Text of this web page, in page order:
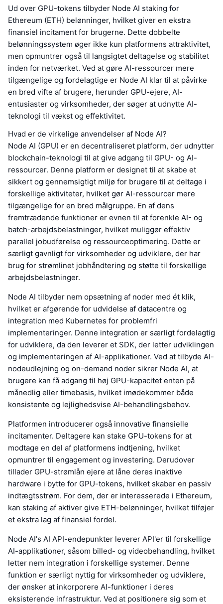
Ud over GPU-tokens tilbyder Node AI staking for
Ethereum (ETH) belønninger, hvilket giver en ekstra
finansiel incitament for brugerne. Dette dobbelte
belønningssystem øger ikke kun platformens attraktivitet,
men opmuntrer også til langsigtet deltagelse og stabilitet
inden for netværket. Ved at gøre AI-ressourcer mere
tilgængelige og fordelagtige er Node AI klar til at påvirke
en bred vifte af brugere, herunder GPU-ejere, AI-
entusiaster og virksomheder, der søger at udnytte AI-
teknologi til vækst og effektivitet.
Hvad er de virkelige anvendelser af Node AI?
Node AI (GPU) er en decentraliseret platform, der udnytter
blockchain-teknologi til at give adgang til GPU- og AI-
ressourcer. Denne platform er designet til at skabe et
sikkert og gennemsigtigt miljø for brugere til at deltage i
forskellige aktiviteter, hvilket gør AI-ressourcer mere
tilgængelige for en bred målgruppe. En af dens
fremtrædende funktioner er evnen til at forenkle AI- og
batch-arbejdsbelastninger, hvilket muliggør effektiv
parallel jobudførelse og ressourceoptimering. Dette er
særligt gavnligt for virksomheder og udviklere, der har
brug for strømlinet jobhåndtering og støtte til forskellige
arbejdsbelastninger.
Node AI tilbyder nem opsætning af noder med ét klik,
hvilket er afgørende for udvidelse af datacentre og
integration med Kubernetes for problemfri
implementeringer. Denne integration er særligt fordelagtig
for udviklere, da den leverer et SDK, der letter udviklingen
og implementeringen af AI-applikationer. Ved at tilbyde AI-
nodeudlejning og on-demand noder sikrer Node AI, at
brugere kan få adgang til høj GPU-kapacitet enten på
månedlig eller timebasis, hvilket imødekommer både
konsistente og lejlighedsvise AI-behandlingsbehov.
Platformen introducerer også innovative finansielle
incitamenter. Deltagere kan stake GPU-tokens for at
modtage en del af platformens indtjening, hvilket
opmuntrer til engagement og investering. Derudover
tillader GPU-strømlån ejere at låne deres inaktive
hardware i bytte for GPU-tokens, hvilket skaber en passiv
indtægtsstrøm. For dem, der er interesserede i Ethereum,
kan staking af aktiver give ETH-belønninger, hvilket tilføjer
et ekstra lag af finansiel fordel.
Node AI's AI API-endepunkter leverer API'er til forskellige
AI-applikationer, såsom billed- og videobehandling, hvilket
letter nem integration i forskellige systemer. Denne
funktion er særligt nyttig for virksomheder og udviklere,
der ønsker at inkorporere AI-funktioner i deres
eksisterende infrastruktur. Ved at positionere sig som et